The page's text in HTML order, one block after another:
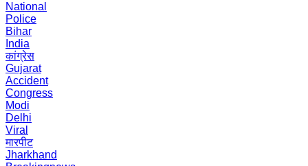
National
Police
Bihar
India
कांग्रेस
Gujarat
Accident
Congress
Modi
Delhi
Viral
मारपीट
Jharkhand